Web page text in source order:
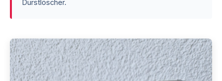
Durstlöscher.